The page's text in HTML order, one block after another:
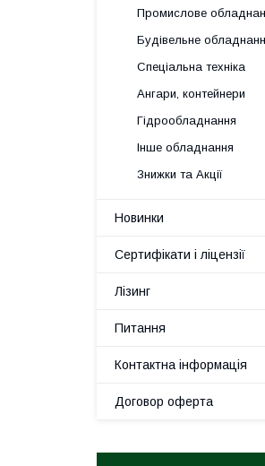
Промислове
Будівельне
Спеціальна техніка
Ангари, контейнери
Гідрообладнання
Інше обладнання
Знижки та Акції
Новинки
Сертифікати і ліцензії
Лізинг
Питання
Контактна інформація
Договор оферта